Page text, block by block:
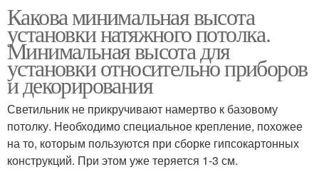
расстояние
Воздействие на высоту
Какова минимальная высота
установки натяжного потолка.
Минимальная высота для
установки относительно приборов
и декорирования
Светильник не прикручивают намертво к базовому
потолку. Необходимо специальное крепление, похожее
на то, которым пользуются при сборке гипсокартонных
конструкций. При этом уже теряется 1-3 см.